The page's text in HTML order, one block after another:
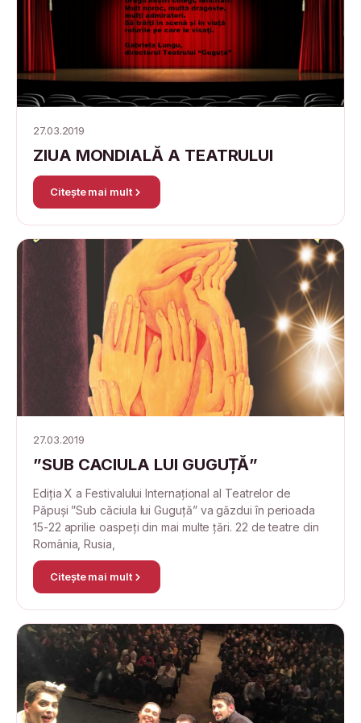
27.03.2019
ZIUA MONDIALĂ A TEATRULUI
Citește mai mult
27.03.2019
”SUB CACIULA LUI GUGUȚĂ”
Ediția X a Festivalului Internațional al Teatrelor de
Păpuși ”Sub căciula lui Guguță” va găzdui în perioada
15-22 aprilie oaspeți din mai multe țări. 22 de teatre din
România, Rusia,
Citește mai mult